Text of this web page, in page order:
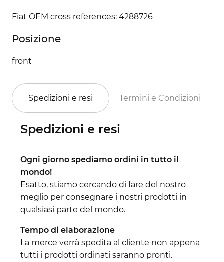
Fiat OEM cross references: 4288726
Posizione
front
Spedizioni e resi Termini e Condizioni
Spedizioni e resi
Ogni giorno spediamo ordini in tutto il
mondo!
Esatto, stiamo cercando di fare del nostro
meglio per consegnare i nostri prodotti in
qualsiasi parte del mondo.
Tempo di elaborazione
La merce verrà spedita al cliente non appena
tutti i prodotti ordinati saranno pronti.